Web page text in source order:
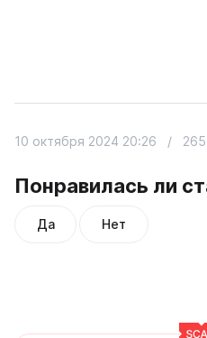
Понравилась ли
Да Нет
10 октября 2024 20:26 /